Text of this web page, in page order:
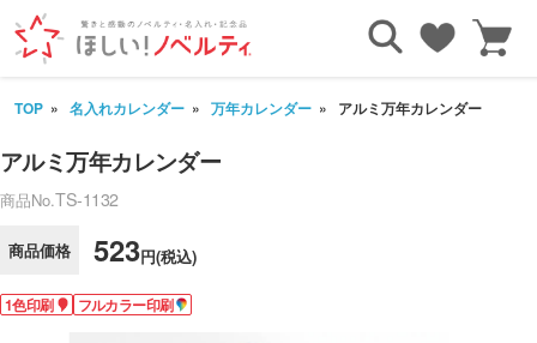
TOP 名入れカレンダー 万年カレンダー アルミ万年カレンダー
アルミ万年カレンダー
商品No.TS-1132
商品価格 523円(税込)
1色印刷 フルカラー印刷